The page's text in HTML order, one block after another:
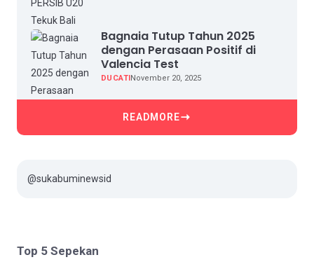
Bagnaia Tutup Tahun 2025
dengan Perasaan Positif di
Valencia Test
DUCATI November 20, 2025
READMORE
@sukabuminewsid
Top 5 Sepekan